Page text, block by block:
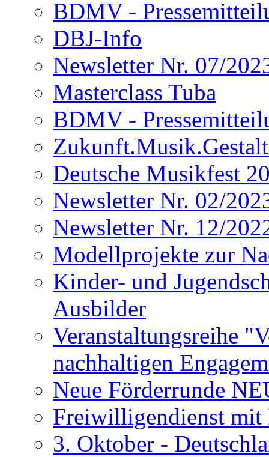
BDMV -
DBJ-Info
Newsletter Nr. 07/
Masterclass Tuba
BDMV -
Deutsche Musikfest
Newsletter Nr. 02/
Newsletter Nr. 12/
Modellprojekte zur
Kinder- und
Ausbilder
Veranstaltungsreihe
nachhaltigen
Neue Förderrunde
Freiwilligendienst
3. Oktober -